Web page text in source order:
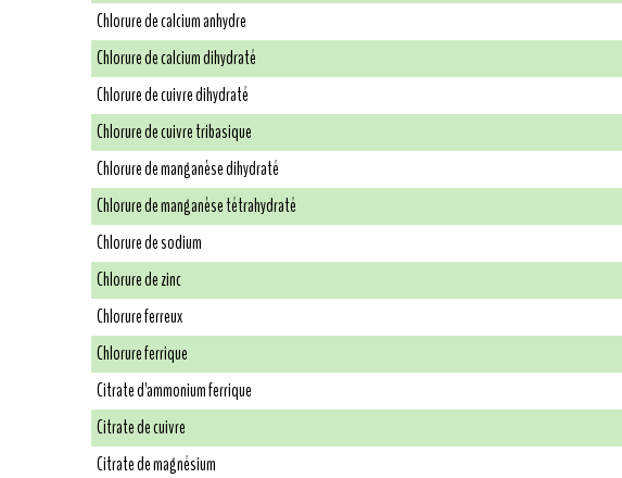
Chlorure de calcium anhydre
Chlorure de calcium dihydraté
Chlorure de cuivre dihydraté
Chlorure de cuivre tribasique
Chlorure de manganèse dihydraté
Chlorure de manganèse tétrahydraté
Chlorure de sodium
Chlorure de zinc
Chlorure ferreux
Chlorure ferrique
Citrate d'ammonium ferrique
Citrate de cuivre
Citrate de magnésium